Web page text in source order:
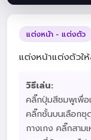
แต่งหน้า - แต่งตัว
แต่งหน้าแต่งตัวใ
วิธีเล่น:
คลิ๊กปุ่มสีชมพูเพื่อ
คลิ๊กชั้นบนเลือกชุ
กางเกง คลิ๊กสา